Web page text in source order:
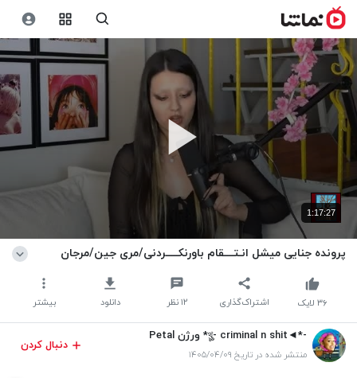
1:17:27
پرونده جنایی میشل انـتــــقام باورنکـــــردنی/مری جین/مرجان
اشتراک‌گذاری ۱۲ نظر دانلود بیشتر ۳۶ لایک
-*◄থৣ- criminal n shit* ورژن Petal
منتشر شده در تاریخ ۱۴۰۵/۰۴/۰۹
دنبال کردن